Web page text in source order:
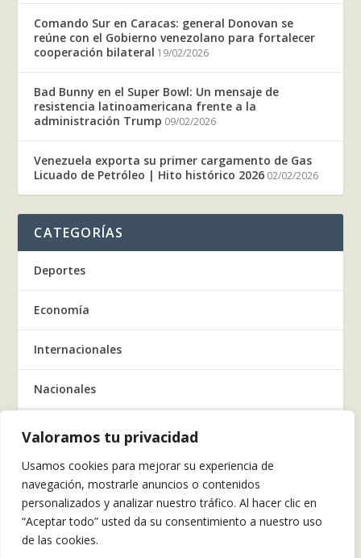
Valoramos tu privacidad
Usamos cookies para mejorar su experiencia de
navegación, mostrarle anuncios o contenidos
personalizados y analizar nuestro tráfico. Al hacer clic en
“Aceptar todo” usted da su consentimiento a nuestro uso
de las cookies.
Comando Sur en Caracas: general Donovan se
reúne con el Gobierno venezolano para fortalecer
cooperación bilateral 19/02/2026
Bad Bunny en el Super Bowl: Un mensaje de
resistencia latinoamericana frente a la
administración Trump 09/02/2026
Venezuela exporta su primer cargamento de Gas
Licuado de Petróleo | Hito histórico 2026 02/02/2026
CATEGORÍAS
Deportes
Economía
Internacionales
Nacionales
Regionales
Salud
Tecnología
Tendencia